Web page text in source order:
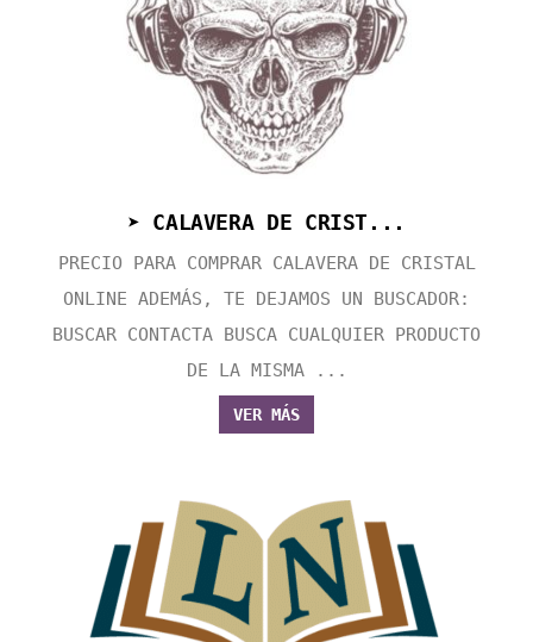
➤ CALAVERA DE CRIST...
PRECIO PARA COMPRAR CALAVERA DE CRISTAL
ONLINE ADEMÁS, TE DEJAMOS UN BUSCADOR:
BUSCAR CONTACTA BUSCA CUALQUIER PRODUCTO
DE LA MISMA ...
VER MÁS